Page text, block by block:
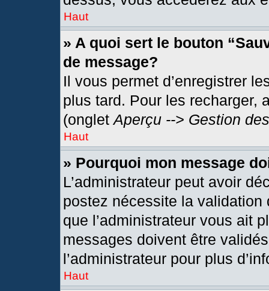
Haut
» A quoi sert le bouton
de message?
Il vous permet d’enregistrer
plus tard. Pour les recharger,
(ongletAperçu --> Gestion
Haut
» Pourquoi mon message
L’administrateur peut avoir
postez nécessite la
que l’administrateur vous ait
messages doivent être
l’administrateur pour plus
Haut